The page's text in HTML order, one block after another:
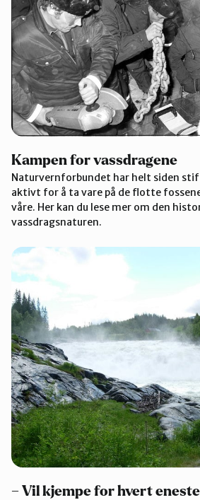
Kampen for vassdragene
Naturvernforbundet har helt siden
aktivt for å ta vare på de flotte
våre. Her kan du lese mer om den
vassdragsnaturen.
– Vil kjempe for hvert